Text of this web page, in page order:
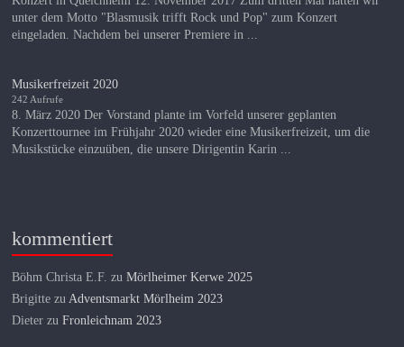
unter dem Motto "Blasmusik trifft Rock und Pop" zum Konzert
eingeladen. Nachdem bei unserer Premiere in ...
Musikerfreizeit 2020
242 Aufrufe
8. März 2020 Der Vorstand plante im Vorfeld unserer geplanten
Konzerttournee im Frühjahr 2020 wieder eine Musikerfreizeit, um die
Musikstücke einzuüben, die unsere Dirigentin Karin ...
kommentiert
Böhm Christa E.F. zuMörlheimer Kerwe 2025
Brigitte zuAdventsmarkt Mörlheim 2023
Dieter zuFronleichnam 2023